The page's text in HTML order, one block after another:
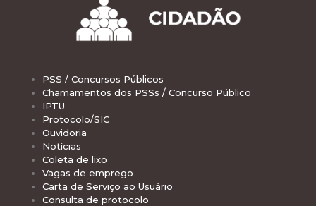
PSS / Concursos Públicos
Chamamentos dos PSSs / Concurso Público
IPTU
Protocolo/SIC
Ouvidoria
Notícias
Coleta de lixo
Vagas de emprego
Carta de Serviço ao Usuário
Consulta de protocolo